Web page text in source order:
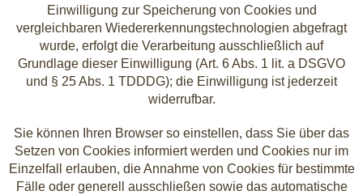
Einwilligung zur Speicherung von Cookies und
vergleichbaren Wiedererkennungstechnologien abgefragt
wurde, erfolgt die Verarbeitung ausschließlich auf
Grundlage dieser Einwilligung (Art. 6 Abs. 1 lit. a DSGVO
und § 25 Abs. 1 TDDDG); die Einwilligung ist jederzeit
widerrufbar.
Sie können Ihren Browser so einstellen, dass Sie über das
Setzen von Cookies informiert werden und Cookies nur im
Einzelfall erlauben, die Annahme von Cookies für bestimmte
Fälle oder generell ausschließen sowie das automatische